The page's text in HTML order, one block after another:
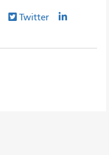
Twitter